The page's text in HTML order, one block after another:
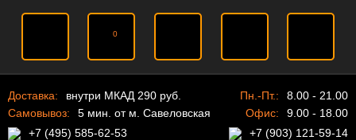
0
Доставка:
внутри МКАД 290 руб.
Самовывоз:
5 мин. от м. Савеловская
+7 (495) 585-62-53
Пн.-Пт.:
8.00 - 21.00
Офис:
9.00 - 18.00
+7 (903) 121-59-14